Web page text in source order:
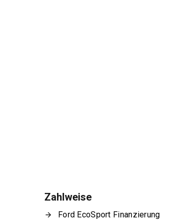
Zahlweise
Ford EcoSport Finanzierung